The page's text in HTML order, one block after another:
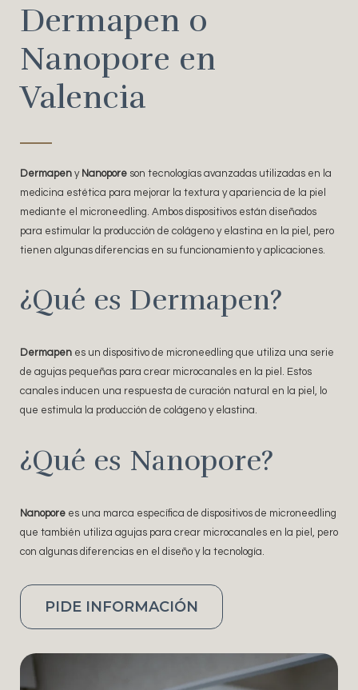
Dermapen o
Nanopore en
Valencia
Dermapen y Nanopore son tecnologías avanzadas utilizadas en la
medicina estética para mejorar la textura y apariencia de la piel
mediante el microneedling. Ambos dispositivos están diseñados
para estimular la producción de colágeno y elastina en la piel, pero
tienen algunas diferencias en su funcionamiento y aplicaciones.
¿Qué es Dermapen?
Dermapen es un dispositivo de microneedling que utiliza una serie
de agujas pequeñas para crear microcanales en la piel. Estos
canales inducen una respuesta de curación natural en la piel, lo
que estimula la producción de colágeno y elastina.
¿Qué es Nanopore?
Nanopore es una marca específica de dispositivos de microneedling
que también utiliza agujas para crear microcanales en la piel, pero
con algunas diferencias en el diseño y la tecnología.
PIDE INFORMACIÓN